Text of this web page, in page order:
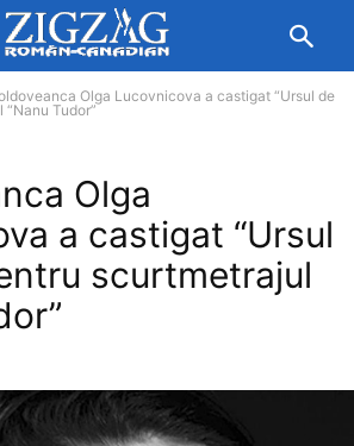
Olga Lucovnicova a castigat “Ursul de
Tudor”
Olga
a castigat “Ursul
scurtmetrajul